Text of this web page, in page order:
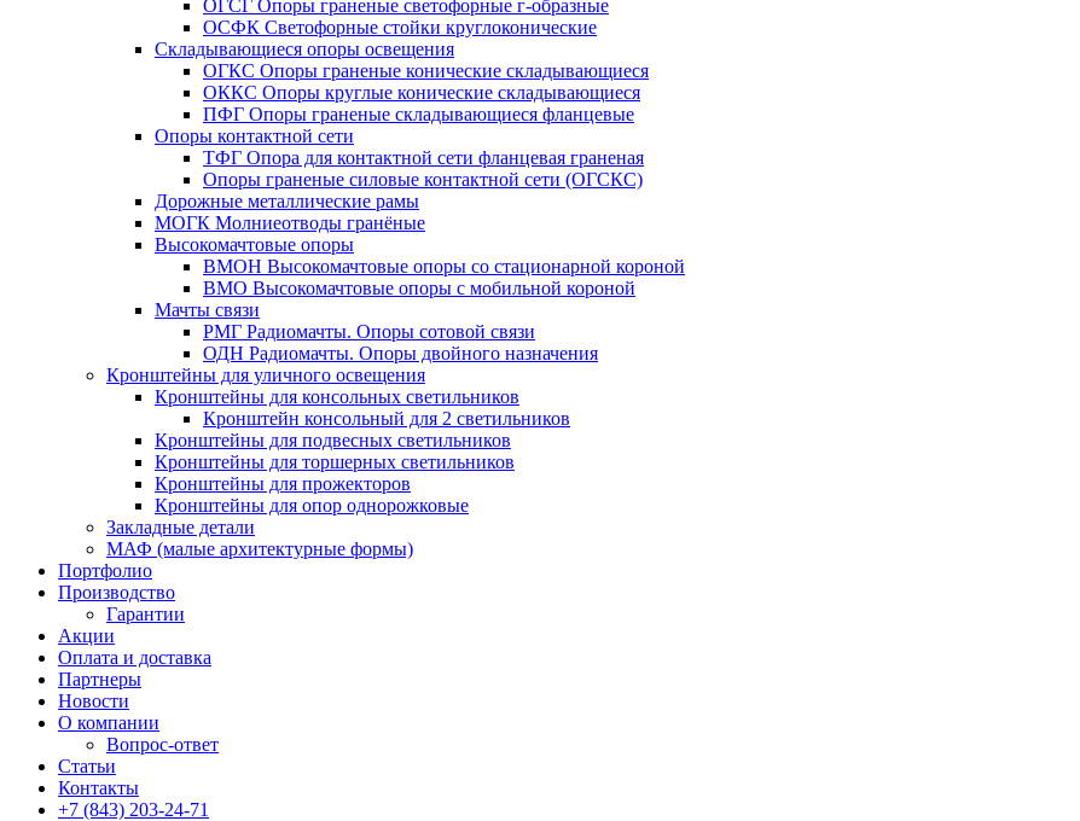
ОГСГ Опоры граненые светофорные г-образные
ОСФК Светофорные стойки круглоконические
Складывающиеся опоры освещения
ОГКС Опоры граненые конические складывающиеся
ОККС Опоры круглые конические складывающиеся
ПФГ Опоры граненые складывающиеся фланцевые
Опоры контактной сети
ТФГ Опора для контактной сети фланцевая граненая
Опоры граненые силовые контактной сети (ОГСКС)
Дорожные металлические рамы
МОГК Молниеотводы гранёные
Высокомачтовые опоры
ВМОН Высокомачтовые опоры со стационарной короной
ВМО Высокомачтовые опоры с мобильной короной
Мачты связи
РМГ Радиомачты. Опоры сотовoй связи
ОДН Радиомачты. Опоры двойного назначения
Кронштейны для уличного освещения
Кронштейны для консольных светильников
Кронштейн консольный для 2 светильников
Кронштейны для подвесных светильников
Кронштейны для торшерных светильников
Кронштейны для прожекторов
Кронштейны для опор однорожковые
Закладные детали
МАФ (малые архитектурные формы)
Портфолио
Производство
Гарантии
Акции
Оплата и доставка
Партнеры
Новости
О компании
Вопрос-ответ
Статьи
Контакты
+7 (843) 203-24-71